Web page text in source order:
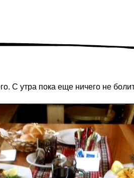
С утра пока еще ничего не